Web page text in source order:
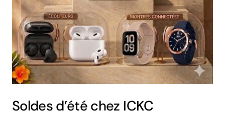
Soldes d’été chez ICKC